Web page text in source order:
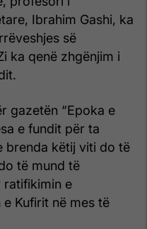
Ibrahim Gashi, ka
së
ka qenë zhgënjim i
gazetën “Epoka e
e fundit për ta
brenda këtij viti do të
të mund të
ratifikimin e
Kufirit në mes të